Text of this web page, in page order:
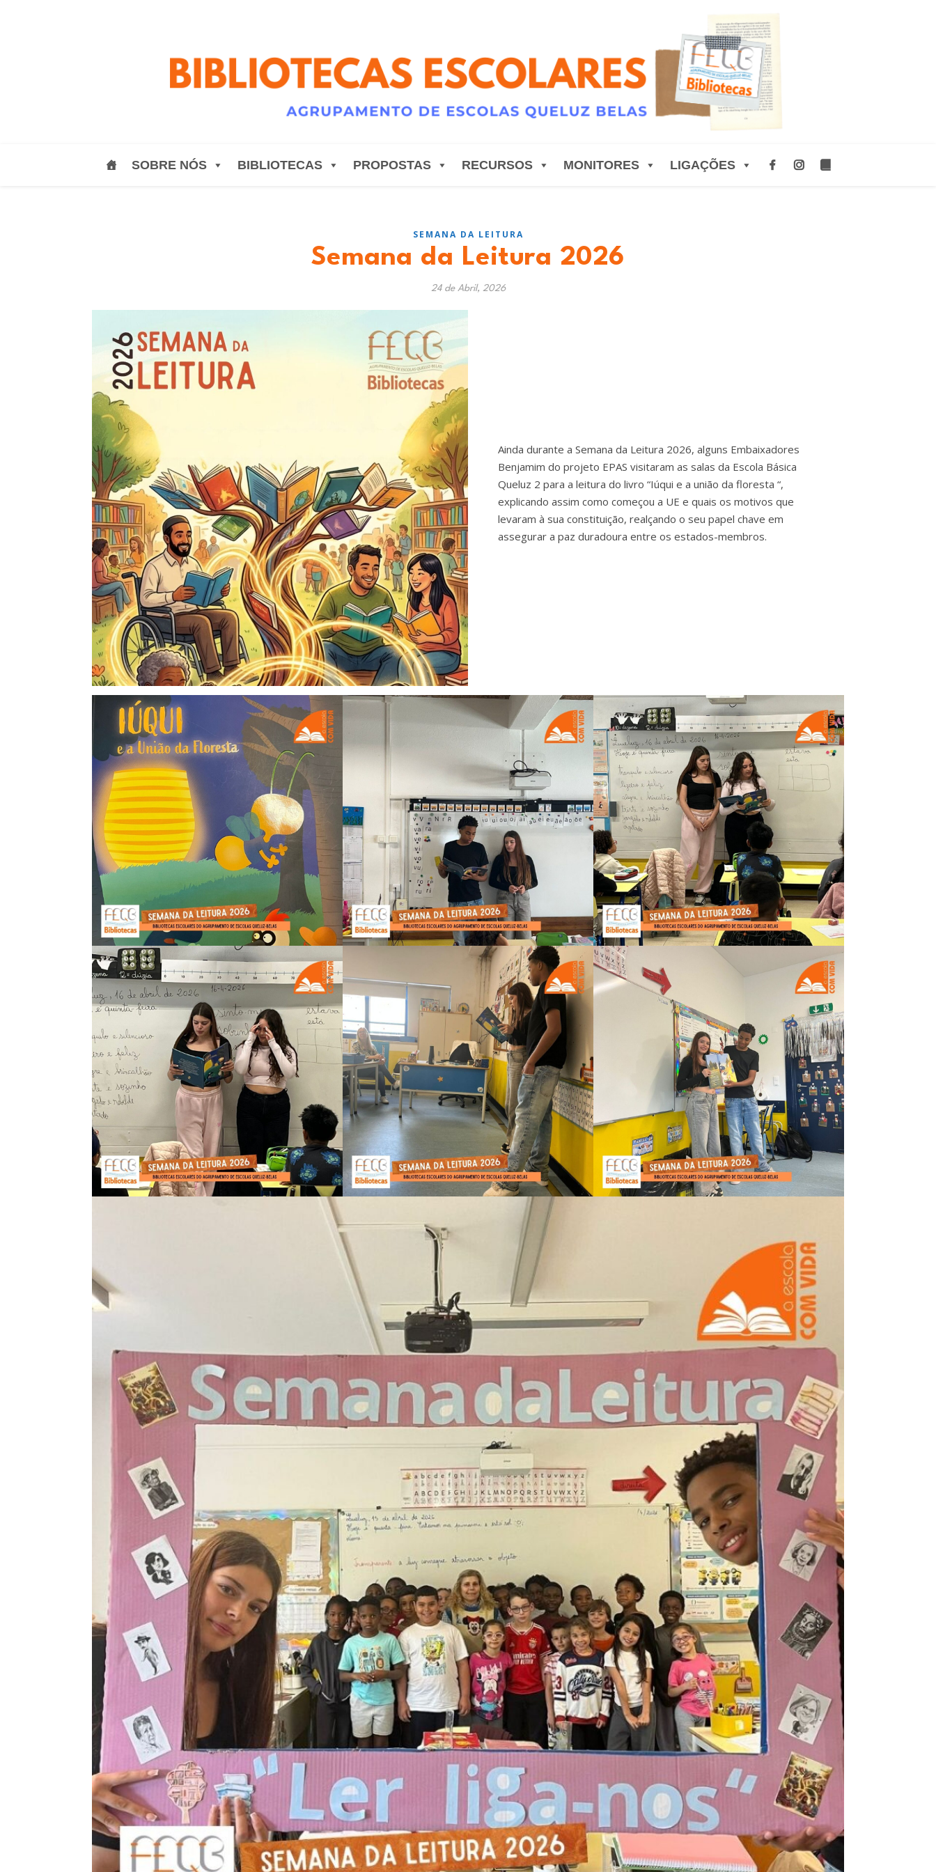
SOBRE NÓS BIBLIOTECAS PROPOSTAS RECURSOS MONITORES LIGAÇÕES
SEMANA DA LEITURA
Semana da Leitura 2026
24 de Abril, 2026
Ainda durante a Semana da Leitura 2026, alguns Embaixadores
Benjamim do projeto EPAS visitaram as salas da Escola Básica
Queluz 2 para a leitura do livro “Iúqui e a união da floresta “,
explicando assim como começou a UE e quais os motivos que
levaram à sua constituição, realçando o seu papel chave em
assegurar a paz duradoura entre os estados-membros.